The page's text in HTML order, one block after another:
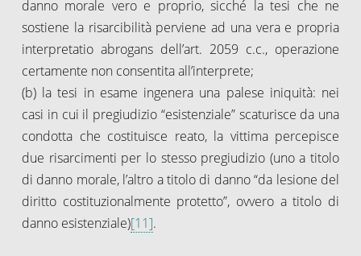
danno morale vero e proprio, sicché la tesi che ne
sostiene la risarcibilità perviene ad una vera e propria
interpretatio abrogans dell’art. 2059 c.c., operazione
certamente non consentita all’interprete;
(b) la tesi in esame ingenera una palese iniquità: nei
casi in cui il pregiudizio “esistenziale” scaturisce da una
condotta che costituisce reato, la vittima percepisce
due risarcimenti per lo stesso pregiudizio (uno a titolo
di danno morale, l’altro a titolo di danno “da lesione del
diritto costituzionalmente protetto”, ovvero a titolo di
danno esistenziale)[11].